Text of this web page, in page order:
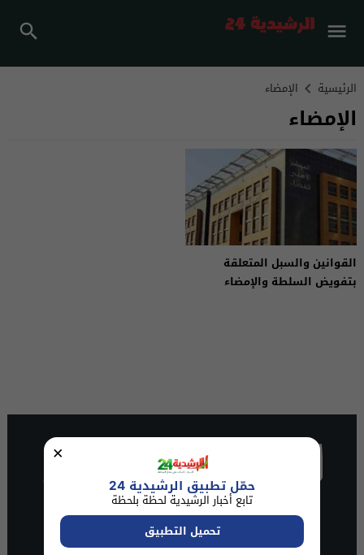
الرئيسية الإمضاء
الإمضاء
القوانين والسبل المتعلقة
بتفويض السلطة والإمضاء
×
حمّل تطبيق الرشيدية 24
تابع أخبار الرشيدية لحظة بلحظة
تحميل التطبيق